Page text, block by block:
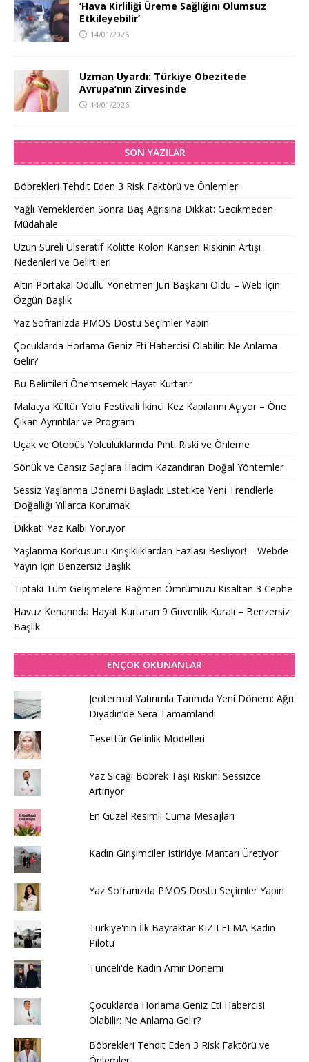
‘Hava Kirliliği Üreme Sağlığını Olumsuz
Etkileyebilir’
14/01/2026
Uzman Uyardı: Türkiye Obezitede
Avrupa’nın Zirvesinde
14/01/2026
SON YAZILAR
Böbrekleri Tehdit Eden 3 Risk Faktörü ve Önlemler
Yağlı Yemeklerden Sonra Baş Ağrısına Dikkat: Gecikmeden
Müdahale
Uzun Süreli Ülseratif Kolitte Kolon Kanseri Riskinin Artışı
Nedenleri ve Belirtileri
Altın Portakal Ödüllü Yönetmen Jüri Başkanı Oldu – Web İçin
Özgün Başlık
Yaz Sofranızda PMOS Dostu Seçimler Yapın
Çocuklarda Horlama Geniz Eti Habercisi Olabilir: Ne Anlama
Gelir?
Bu Belirtileri Önemsemek Hayat Kurtarır
Malatya Kültür Yolu Festivali İkinci Kez Kapılarını Açıyor – Öne
Çıkan Ayrıntılar ve Program
Uçak ve Otobüs Yolculuklarında Pıhtı Riski ve Önleme
Sönük ve Cansız Saçlara Hacim Kazandıran Doğal Yöntemler
Sessiz Yaşlanma Dönemi Başladı: Estetikte Yeni Trendlerle
Doğallığı Yıllarca Korumak
Dikkat! Yaz Kalbi Yoruyor
Yaşlanma Korkusunu Kırışıklıklardan Fazlası Besliyor! – Webde
Yayın İçin Benzersiz Başlık
Tıptaki Tüm Gelişmelere Rağmen Ömrümüzü Kısaltan 3 Cephe
Havuz Kenarında Hayat Kurtaran 9 Güvenlik Kuralı – Benzersiz
Başlık
ENÇOK OKUNANLAR
Jeotermal Yatırımla Tarımda Yeni Dönem: Ağrı
Diyadin’de Sera Tamamlandı
Tesettür Gelinlik Modelleri
Yaz Sıcağı Böbrek Taşı Riskini Sessizce
Artırıyor
En Güzel Resimli Cuma Mesajları
Kadın Girişimciler Istiridye Mantarı Üretiyor
Yaz Sofranızda PMOS Dostu Seçimler Yapın
Türkiye'nin İlk Bayraktar KIZILELMA Kadın
Pilotu
Tunceli'de Kadın Amir Dönemi
Çocuklarda Horlama Geniz Eti Habercisi
Olabilir: Ne Anlama Gelir?
Böbrekleri Tehdit Eden 3 Risk Faktörü ve